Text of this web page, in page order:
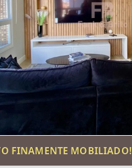
FINAMENTE MOBILIADO!